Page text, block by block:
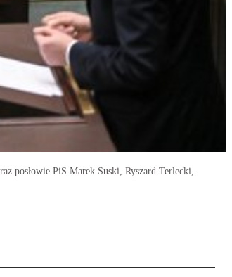
posłowie PiS Marek Suski, Ryszard Terlecki,